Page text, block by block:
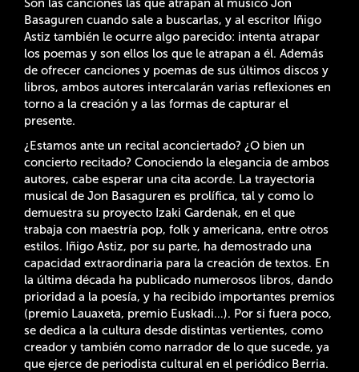
Son las canciones las que atrapan al músico Jon
Basaguren cuando sale a buscarlas, y al escritor Iñigo
Astiz también le ocurre algo parecido: intenta atrapar
los poemas y son ellos los que le atrapan a él. Además
de ofrecer canciones y poemas de sus últimos discos y
libros, ambos autores intercalarán varias reflexiones en
torno a la creación y a las formas de capturar el
presente.
¿Estamos ante un recital aconciertado? ¿O bien un
concierto recitado? Conociendo la elegancia de ambos
autores, cabe esperar una cita acorde. La trayectoria
musical de Jon Basaguren es prolífica, tal y como lo
demuestra su proyecto Izaki Gardenak, en el que
trabaja con maestría pop, folk y americana, entre otros
estilos. Iñigo Astiz, por su parte, ha demostrado una
capacidad extraordinaria para la creación de textos. En
la última década ha publicado numerosos libros, dando
prioridad a la poesía, y ha recibido importantes premios
(premio Lauaxeta, premio Euskadi…). Por si fuera poco,
se dedica a la cultura desde distintas vertientes, como
creador y también como narrador de lo que sucede, ya
que ejerce de periodista cultural en el periódico Berria.